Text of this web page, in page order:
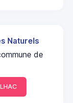
Naturels
de